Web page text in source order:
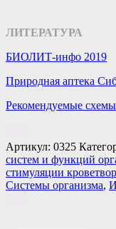
ЛИТЕРАТУРА
БИОЛИТ-инфо 2019
Природная аптека
Рекомендуемые
Артикул: 0325
систем и функций
стимуляции
Системы организма,